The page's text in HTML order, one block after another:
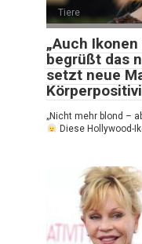
Tiere
„Auch
begrüßt das
setzt neue
„Nicht mehr blond –
Diese Hollywood-